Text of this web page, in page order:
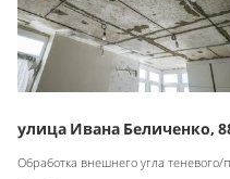
улица Ивана Беличенко,
Обработка внешнего угла